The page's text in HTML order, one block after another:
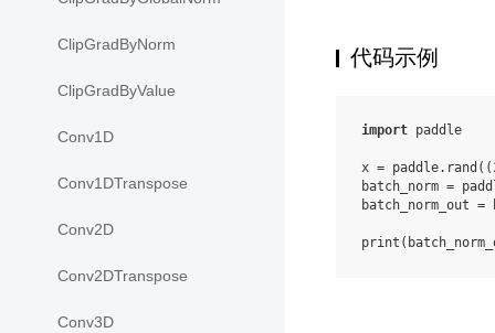
ClipGradByNorm
ClipGradByValue
Conv1D
Conv1DTranspose
Conv2D
Conv2DTranspose
Conv3D
代码示例
import paddle
x = paddle. rand ((
batch_norm =
batch_norm_out =
print (